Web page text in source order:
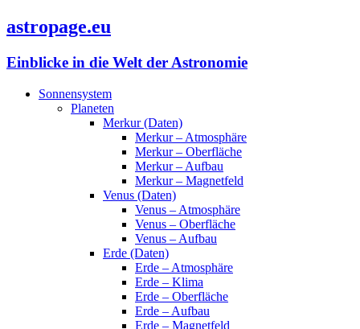
astropage.eu
Einblicke in die Welt der Astronomie
Sonnensystem
Planeten
Merkur (Daten)
Merkur – Atmosphäre
Merkur – Oberfläche
Merkur – Aufbau
Merkur – Magnetfeld
Venus (Daten)
Venus – Atmosphäre
Venus – Oberfläche
Venus – Aufbau
Erde (Daten)
Erde – Atmosphäre
Erde – Klima
Erde – Oberfläche
Erde – Aufbau
Erde – Magnetfeld